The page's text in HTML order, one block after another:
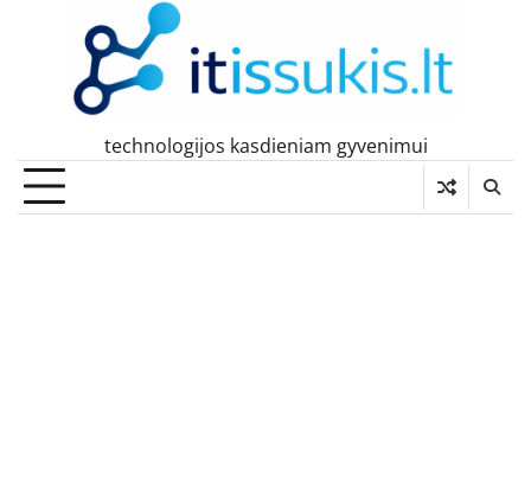
technologijos kasdieniam gyvenimui